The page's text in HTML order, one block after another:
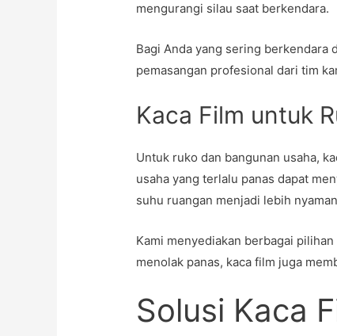
mengurangi silau saat berkendara.
Bagi Anda yang sering berkendara
pemasangan profesional dari tim
Kaca Film untuk
Untuk ruko dan bangunan usaha,
usaha yang terlalu panas dapat
suhu ruangan menjadi lebih
Kami menyediakan berbagai
menolak panas, kaca film juga
Solusi Kaca